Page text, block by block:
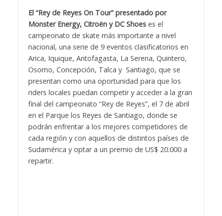
El “Rey de Reyes On Tour” presentado por
Monster Energy, Citroën y DC Shoes es el
campeonato de skate más importante a nivel
nacional, una serie de 9 eventos clasificatorios en
Arica, Iquique, Antofagasta, La Serena, Quintero,
Osorno, Concepción, Talca y Santiago, que se
presentan como una oportunidad para que los
riders locales puedan competir y acceder a la gran
final del campeonato “Rey de Reyes”, el 7 de abril
en el Parque los Reyes de Santiago, donde se
podrán enfrentar a los mejores competidores de
cada región y con aquellos de distintos países de
Sudamérica y optar a un premio de US$ 20.000 a
repartir.